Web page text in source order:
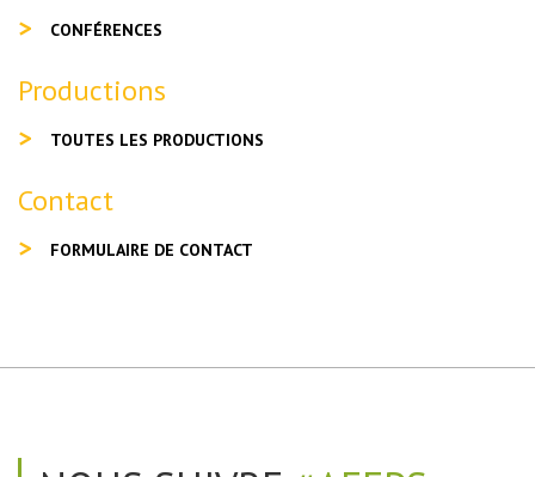
CONFÉRENCES
Productions
TOUTES LES PRODUCTIONS
Contact
FORMULAIRE DE CONTACT